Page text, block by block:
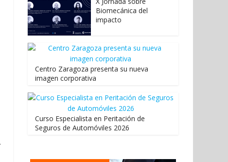
Biomecánica del
impacto
Centro Zaragoza presenta su nueva
imagen corporativa
Curso Especialista en Peritación de
Seguros de Automóviles 2026